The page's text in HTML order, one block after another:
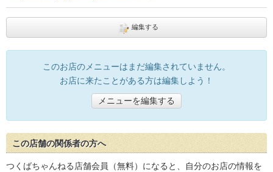
編集する
このお店のメニューはまだ編集されていません。
お店に来たことがある方は編集しよう！
メニューを編集する
この店舗の関係者の方へ
つくばちゃんねる店舗会員（無料）になると、自分のお店の情報を